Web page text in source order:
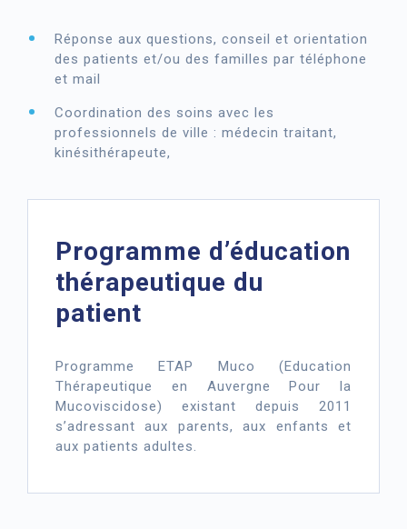
Réponse aux questions, conseil et orientation
des patients et/ou des familles par téléphone
et mail
Coordination des soins avec les
professionnels de ville : médecin traitant,
kinésithérapeute,
Programme d’éducation
thérapeutique du
patient
Programme ETAP Muco (Education
Thérapeutique en Auvergne Pour la
Mucoviscidose) existant depuis 2011
s’adressant aux parents, aux enfants et
aux patients adultes.